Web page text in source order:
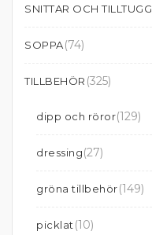
SNITTAR OCH TILLTUGG
SOPPA(74)
TILLBEHÖR (325)
dipp och röror(129)
dressing(27)
gröna tillbehör(149)
picklat (10)